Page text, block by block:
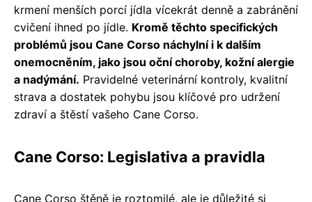
krmení menších porcí jídla vícekrát denně a zabránění
cvičení ihned po jídle. Kromě těchto specifických
problémů jsou Cane Corso náchylní i k dalším
onemocněním, jako jsou oční choroby, kožní alergie
a nadýmání. Pravidelné veterinární kontroly, kvalitní
strava a dostatek pohybu jsou klíčové pro udržení
zdraví a štěstí vašeho Cane Corso.
Cane Corso: Legislativa a pravidla
Cane Corso štěně je roztomilé, ale je důležité si